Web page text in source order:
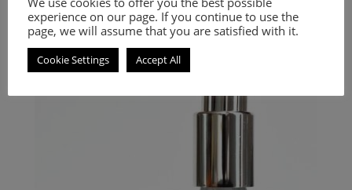
9.00€ – 20.00€
Select options
experience on our page. If you continue to use the
page, we will assume that you are satisfied with it.
Cookie Settings Accept All